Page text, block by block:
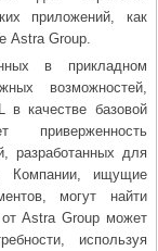
приложений, как
Astra Group.
в прикладном
возможностей,
в качестве базовой
разработанных для
Компании, ищущие
могут найти
от Astra Group может
используя